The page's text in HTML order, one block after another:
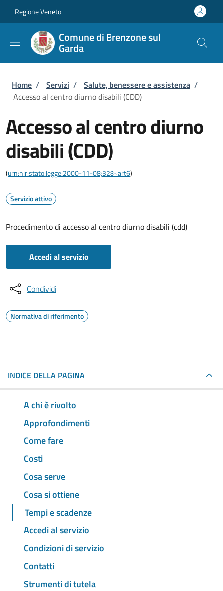
Regione Veneto
Comune di Brenzone sul
Garda
Briciole di pane
Home / Servizi / Salute, benessere e assistenza /
Accesso al centro diurno disabili (CDD)
Accesso al centro diurno
disabili (CDD)
(urn:nir:stato:legge:2000-11-08;328~art6)
Servizio attivo
Procedimento di accesso al centro diurno disabili (cdd)
Accedi al servizio
Condividi
Normativa di riferimento
INDICE DELLA PAGINA
A chi è rivolto
Approfondimenti
Come fare
Costi
Cosa serve
Cosa si ottiene
Tempi e scadenze
Accedi al servizio
Condizioni di servizio
Contatti
Strumenti di tutela